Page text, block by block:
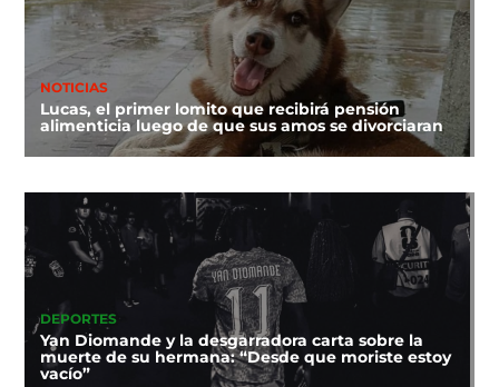
NOTICIAS
Lucas, el primer lomito que recibirá pensión
alimenticia luego de que sus amos se divorciaran
DEPORTES
Yan Diomande y la desgarradora carta sobre la
muerte de su hermana: “Desde que moriste estoy
vacío”